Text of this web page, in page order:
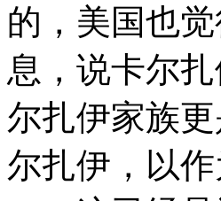
的，美国也
息，说卡尔
尔扎伊家族
尔扎伊，以作